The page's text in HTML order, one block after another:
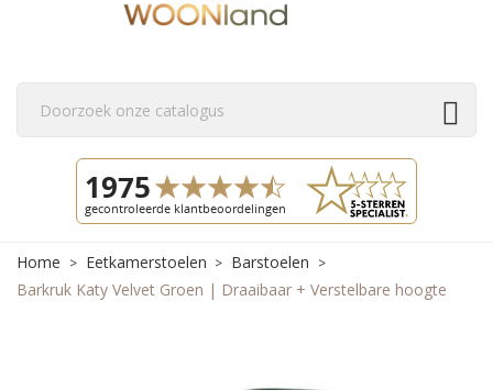
Home Eetkamerstoelen
Barstoelen
Barkruk Katy Velvet Groen | Draaibaar + Verstelbare hoogte